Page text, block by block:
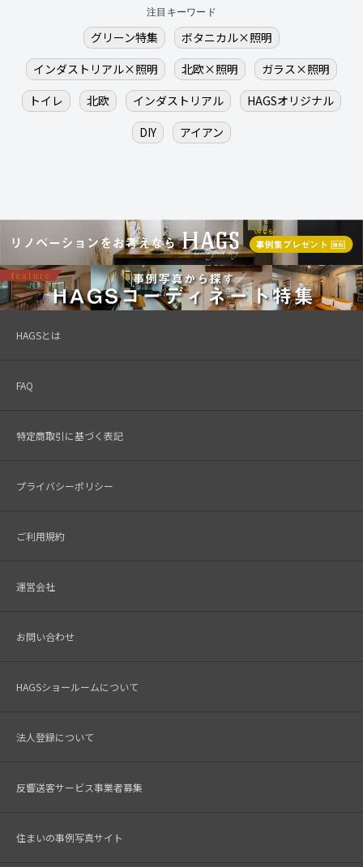
注目キーワード
グリーン特集
ボタニカル×照明
インダストリアル×照明
北欧×照明
ガラス×照明
トイレ
北欧 インダストリアル
HAGSオリジナル
DIY
アイアン
HAGSとは
FAQ
特定商取引に基づく表記
プライバシーポリシー
ご利用規約
運営会社
お問い合わせ
HAGSショールームについて
法人登録について
反響送客サービス事業者募集
住まいの事例写真サイト